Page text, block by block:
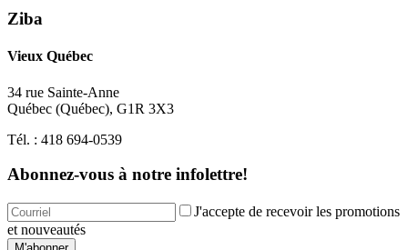
Ziba
Vieux Québec
34 rue Sainte-Anne
Québec (Québec), G1R 3X3
Tél. : 418 694-0539
Abonnez-vous à notre infolettre!
J'accepte de recevoir les promotions
et nouveautés